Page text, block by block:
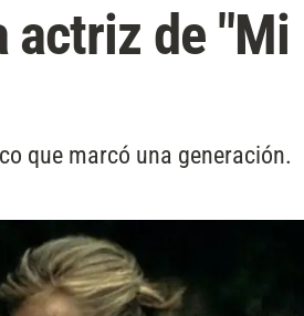
actriz de "Mi
que marcó una generación.